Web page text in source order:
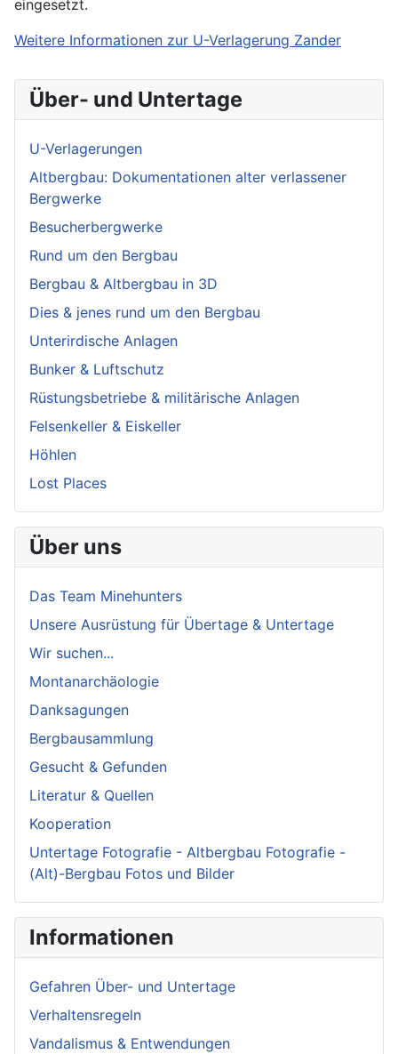
eingesetzt.
Weitere Informationen zur U-Verlagerung Zander
Über- und Untertage
U-Verlagerungen
Altbergbau: Dokumentationen alter verlassener
Bergwerke
Besucherbergwerke
Rund um den Bergbau
Bergbau & Altbergbau in 3D
Dies & jenes rund um den Bergbau
Unterirdische Anlagen
Bunker & Luftschutz
Rüstungsbetriebe & militärische Anlagen
Felsenkeller & Eiskeller
Höhlen
Lost Places
Über uns
Das Team Minehunters
Unsere Ausrüstung für Übertage & Untertage
Wir suchen...
Montanarchäologie
Danksagungen
Bergbausammlung
Gesucht & Gefunden
Literatur & Quellen
Kooperation
Untertage Fotografie - Altbergbau Fotografie -
(Alt)-Bergbau Fotos und Bilder
Informationen
Gefahren Über- und Untertage
Verhaltensregeln
Vandalismus & Entwendungen